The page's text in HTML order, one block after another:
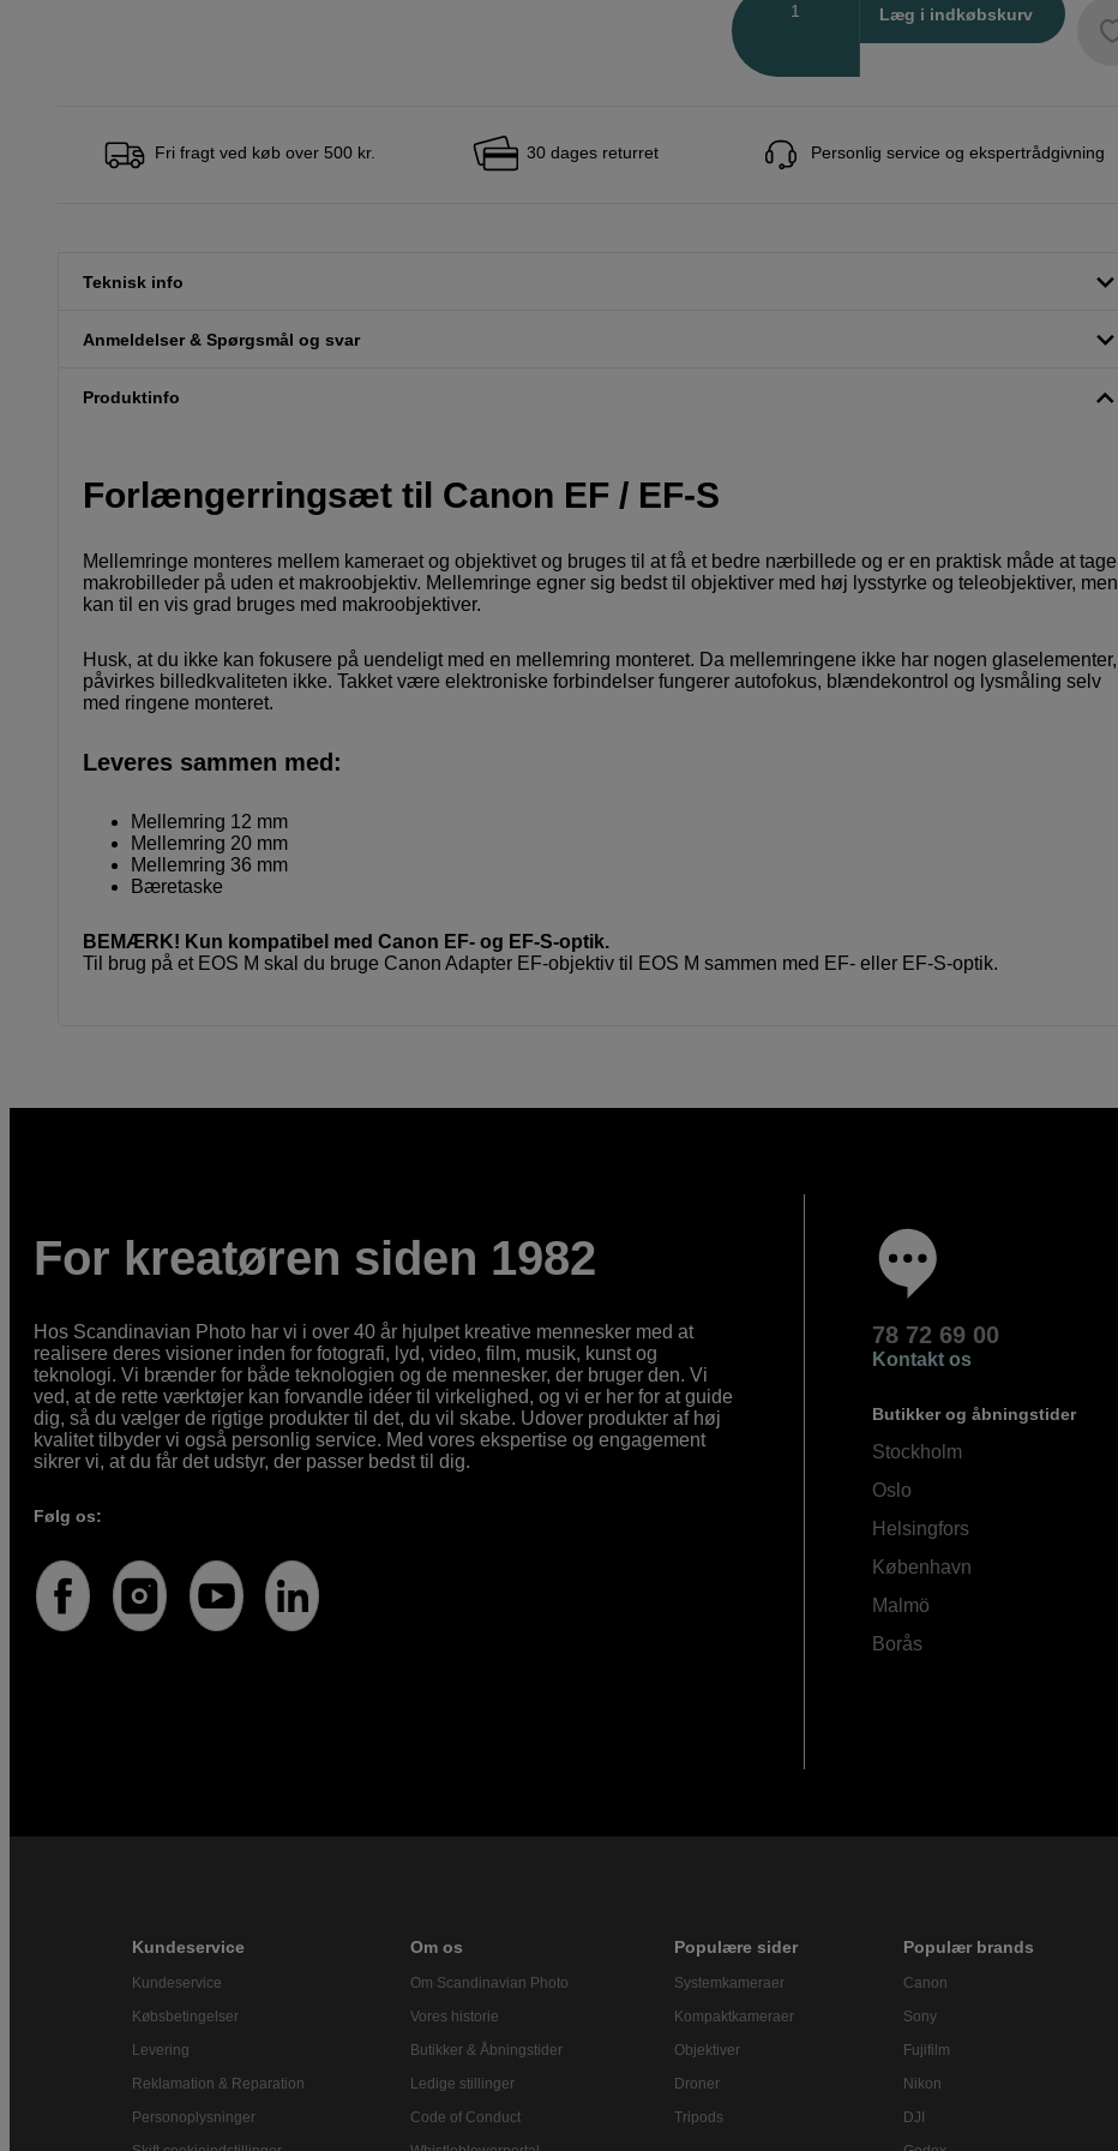
Læg i indkøbskurv
Fri fragt ved køb over 500 kr. 30 dages returret Personlig service og ekspertrådgivning
Teknisk info
Anmeldelser & Spørgsmål og svar
Produktinfo
Forlængerringsæt til Canon EF / EF-S
Mellemringe monteres mellem kameraet og objektivet og bruges til at få et bedre nærbillede og er en praktisk måde at tage
makrobilleder på uden et makroobjektiv. Mellemringe egner sig bedst til objektiver med høj lysstyrke og teleobjektiver, men
kan til en vis grad bruges med makroobjektiver.
Husk, at du ikke kan fokusere på uendeligt med en mellemring monteret. Da mellemringene ikke har nogen glaselementer,
påvirkes billedkvaliteten ikke. Takket være elektroniske forbindelser fungerer autofokus, blændekontrol og lysmåling selv
med ringene monteret.
Leveres sammen med:
Mellemring 12 mm
Mellemring 20 mm
Mellemring 36 mm
Bæretaske
BEMÆRK! Kun kompatibel med Canon EF- og EF-S-optik.
Til brug på et EOS M skal du bruge Canon Adapter EF-objektiv til EOS M sammen med EF- eller EF-S-optik.
For kreatøren siden 1982
Hos Scandinavian Photo har vi i over 40 år hjulpet kreative mennesker med at
realisere deres visioner inden for fotografi, lyd, video, film, musik, kunst og
teknologi. Vi brænder for både teknologien og de mennesker, der bruger den. Vi
ved, at de rette værktøjer kan forvandle idéer til virkelighed, og vi er her for at guide
dig, så du vælger de rigtige produkter til det, du vil skabe. Udover produkter af høj
kvalitet tilbyder vi også personlig service. Med vores ekspertise og engagement
sikrer vi, at du får det udstyr, der passer bedst til dig.
Følg os:
78 72 69 00
Kontakt os
Butikker og åbningstider
Stockholm
Oslo
Helsingfors
København
Malmö
Borås
Kundeservice
Kundeservice
Købsbetingelser
Levering
Reklamation & Reparation
Personoplysninger
Om os
Om Scandinavian Photo
Vores historie
Butikker & Åbningstider
Ledige stillinger
Code of Conduct
Populære sider
Systemkameraer
Kompaktkameraer
Objektiver
Droner
Tripods
Populær brands
Canon
Sony
Fujifilm
Nikon
DJI